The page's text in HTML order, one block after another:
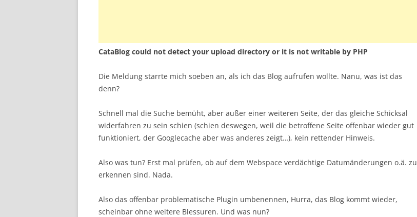
CataBlog could not detect your upload directory or it is not writable by PHP
Die Meldung starrte mich soeben an, als ich das Blog aufrufen wollte. Nanu, was ist das
denn?
Schnell mal die Suche bemüht, aber außer einer weiteren Seite, der das gleiche Schicksal
widerfahren zu sein schien (schien deswegen, weil die betroffene Seite offenbar wieder gut
funktioniert, der Googlecache aber was anderes zeigt…), kein rettender Hinweis.
Also was tun? Erst mal prüfen, ob auf dem Webspace verdächtige Datumänderungen o.ä. zu
erkennen sind. Nada.
Also das offenbar problematische Plugin umbenennen, Hurra, das Blog kommt wieder,
scheinbar ohne weitere Blessuren. Und was nun?